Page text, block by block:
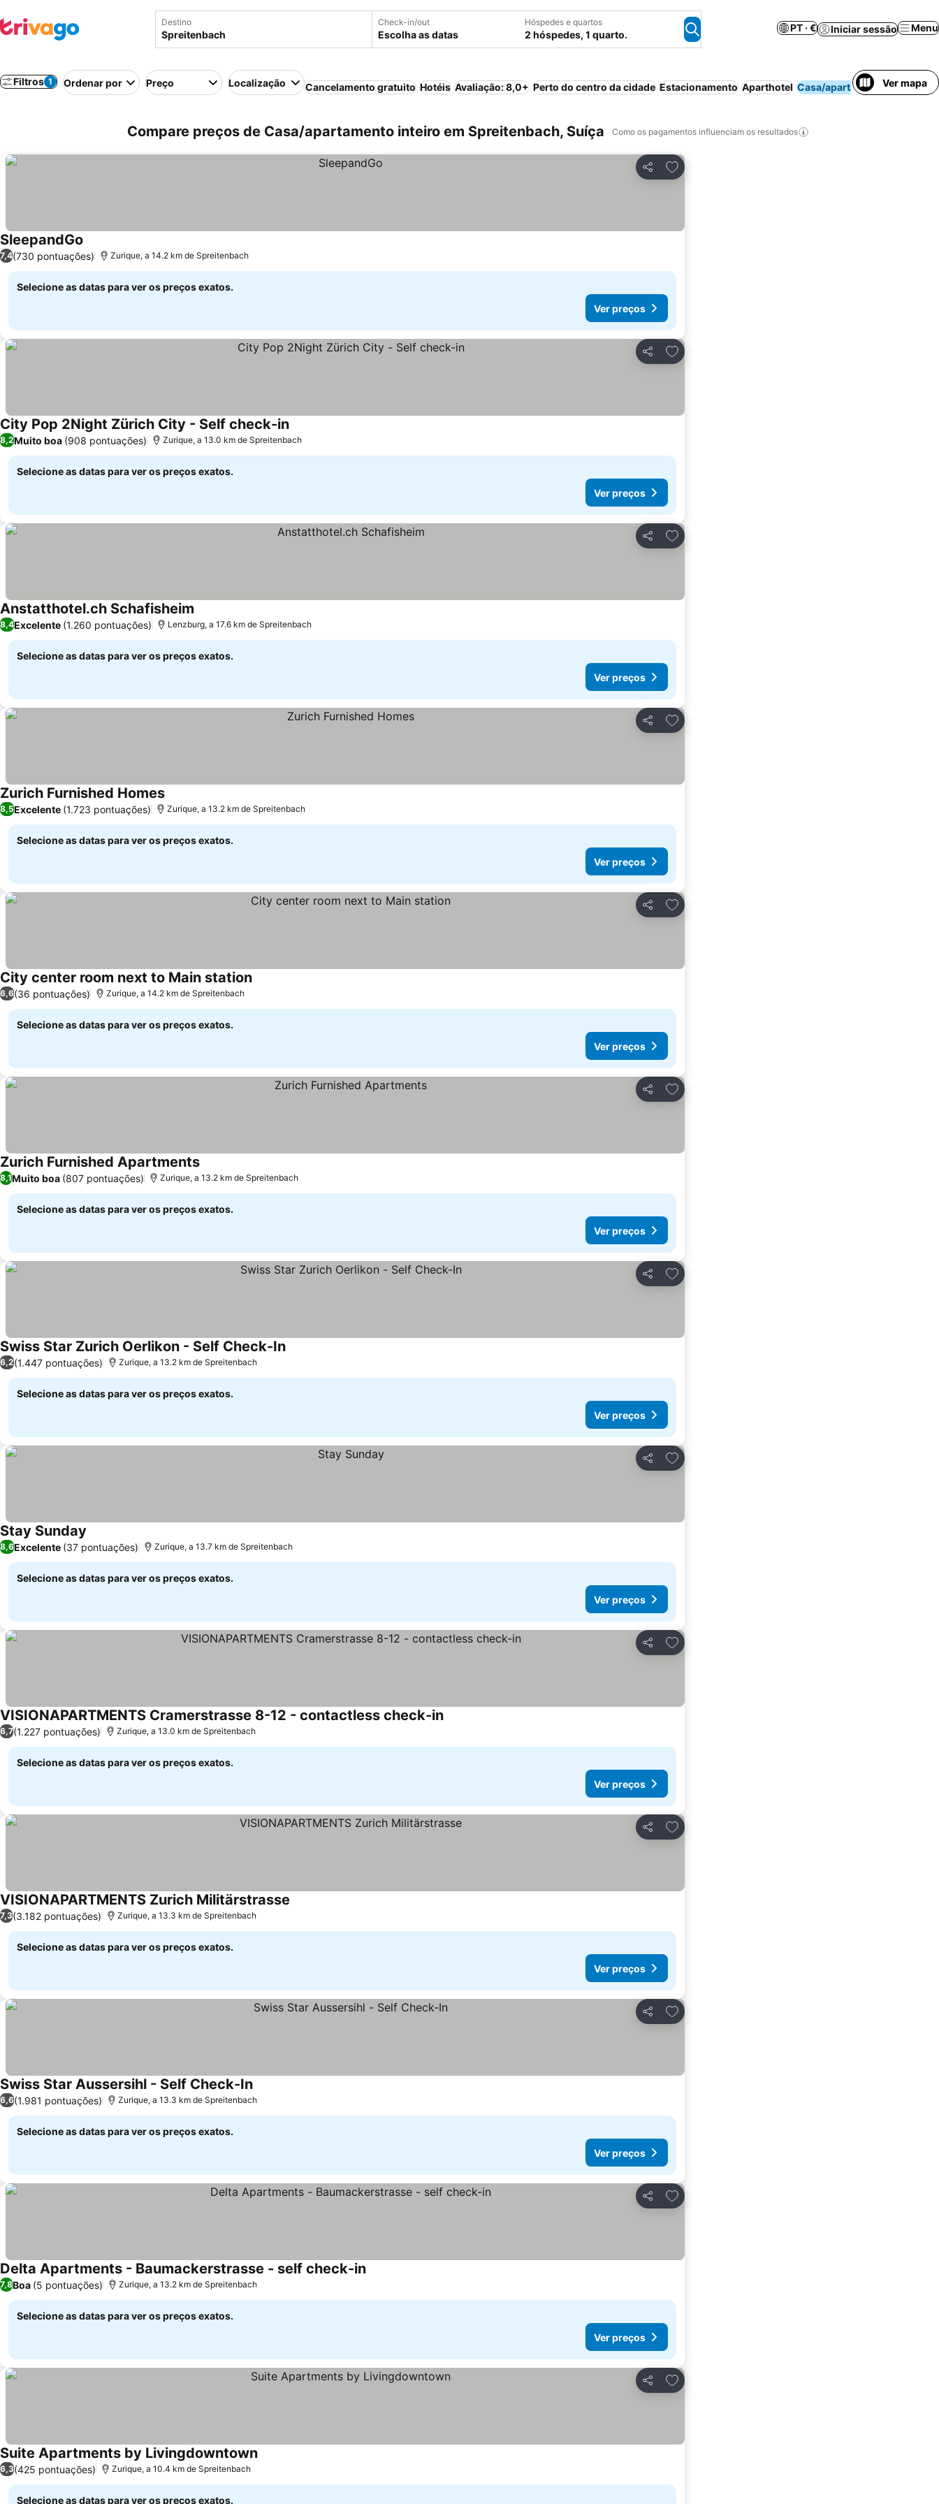
Destino Check-in/out
Escolha as datas
Hóspedes e quartos
2 hóspedes, 1 quarto.
PT · € Iniciar sessão Menu
Filtros 1 Ordenar por Preço Localização Cancelamento gratuito Hotéis Avaliação: 8,0+ Perto do centro da cidade Estacionamento Aparthotel Casa/apartamento inteiro
Ver mapa
Compare preços de Casa/apartamento inteiro em Spreitenbach, Suíça Como os pagamentos influenciam os resultados
Partilhar
Adicionar aos favoritos
SleepandGo Ver preços
7,4(730 pontuações) Zurique, a 14.2 km de Spreitenbach
Selecione as datas para ver os preços exatos.
Ver preços
Partilhar
Adicionar aos favoritos
City Pop 2Night Zürich City - Self check-inVer preços
8,2Muito boa (908 pontuações) Zurique, a 13.0 km de Spreitenbach
Selecione as datas para ver os preços exatos.
Ver preços
Partilhar
Adicionar aos favoritos
Anstatthotel.ch Schafisheim
8,4Excelente (1.260 pontuações) Lenzburg, a 17.6 km de Spreitenbach
Selecione as datas para ver os preços exatos.
Ver preços
Partilhar
Adicionar aos favoritos
Zurich Furnished HomesVer preços
8,5Excelente (1.723 pontuações) Zurique, a 13.2 km de Spreitenbach
Selecione as datas para ver os preços exatos.
Ver preços
Partilhar
Adicionar aos favoritos
City center room next to Main stationVer preços
6,6(36 pontuações) Zurique, a 14.2 km de Spreitenbach
Selecione as datas para ver os preços exatos.
Ver preços
Partilhar
Adicionar aos favoritos
Zurich Furnished ApartmentsVer preços
8,1Muito boa (807 pontuações) Zurique, a 13.2 km de Spreitenbach
Selecione as datas para ver os preços exatos.
Ver preços
Partilhar
Adicionar aos favoritos
Swiss Star Zurich Oerlikon - Self Check-InVer preços
6,2(1.447 pontuações) Zurique, a 13.2 km de Spreitenbach
Selecione as datas para ver os preços exatos.
Ver preços
Partilhar
Adicionar aos favoritos
Stay Sunday
8,6Excelente (37 pontuações) Zurique, a 13.7 km de Spreitenbach
Selecione as datas para ver os preços exatos.
Ver preços
Partilhar
Adicionar aos favoritos
VISIONAPARTMENTS Cramerstrasse 8-12 - contactless check-inVer preços
6,7(1.227 pontuações) Zurique, a 13.0 km de Spreitenbach
Selecione as datas para ver os preços exatos.
Ver preços
Partilhar
Adicionar aos favoritos
VISIONAPARTMENTS Zurich Militärstrasse
7,3(3.182 pontuações) Zurique, a 13.3 km de Spreitenbach
Selecione as datas para ver os preços exatos.
Ver preços
Partilhar
Adicionar aos favoritos
Swiss Star Aussersihl - Self Check-InVer preços
6,6(1.981 pontuações) Zurique, a 13.3 km de Spreitenbach
Selecione as datas para ver os preços exatos.
Ver preços
Partilhar
Adicionar aos favoritos
Delta Apartments - Baumackerstrasse - self check-inVer preços
7,8Boa (5 pontuações) Zurique, a 13.2 km de Spreitenbach
Selecione as datas para ver os preços exatos.
Ver preços
Partilhar
Adicionar aos favoritos
Suite Apartments by LivingdowntownVer preços
6,3(425 pontuações) Zurique, a 10.4 km de Spreitenbach
Selecione as datas para ver os preços exatos.